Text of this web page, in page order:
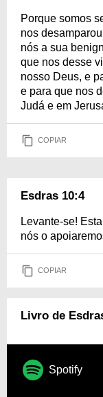
Porque somos
nos
nós a sua
que nos desse
nosso Deus, e
e para que nos
Judá e em
COPIAR
Esdras 10:4
Levante-se!
nós o
COPIAR
Livro de
Spotify